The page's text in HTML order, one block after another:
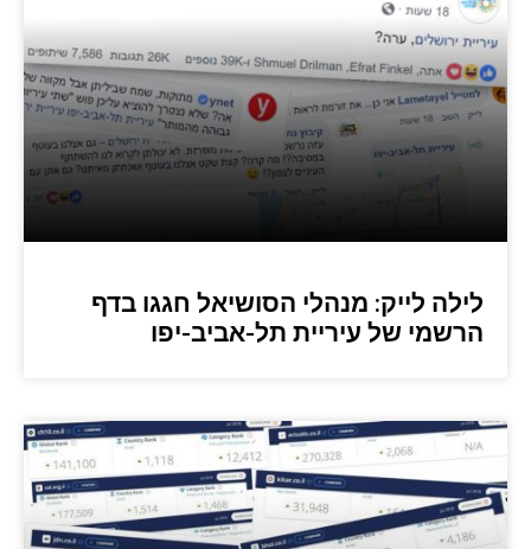
לילה לייק: מנהלי הסושיאל חגגו בדף
הרשמי של עיריית תל-אביב-יפו